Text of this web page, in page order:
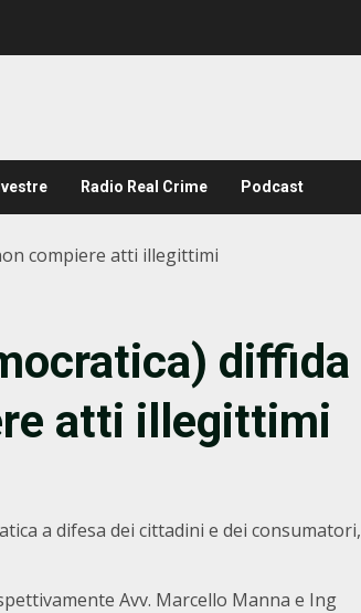
Radio Real Crime Podcast
compiere atti illegittimi
diffida
atti illegittimi
a difesa dei cittadini e dei consumatori,
Avv. Marcello Manna e Ing